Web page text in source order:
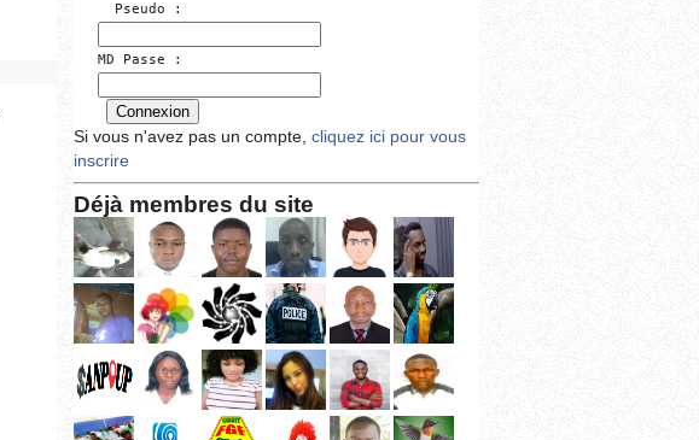
  Pseudo :
MD Passe :
Si vous n'avez pas un compte, cliquez ici pour vous
inscrire
Déjà membres du site